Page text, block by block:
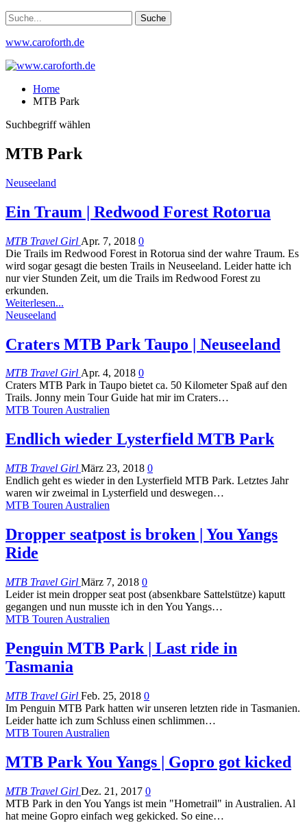
www.caroforth.de
Home
MTB Park
Suchbegriff wählen
MTB Park
Neuseeland
Ein Traum | Redwood Forest Rotorua
MTB Travel Girl Apr. 7, 2018 0
Die Trails im Redwood Forest in Rotorua sind der wahre Traum. Es
wird sogar gesagt die besten Trails in Neuseeland. Leider hatte ich
nur vier Stunden Zeit, um die Trails im Redwood Forest zu
erkunden.
Weiterlesen...
Neuseeland
Craters MTB Park Taupo | Neuseeland
MTB Travel Girl Apr. 4, 2018 0
Craters MTB Park in Taupo bietet ca. 50 Kilometer Spaß auf den
Trails. Jonny mein Tour Guide hat mir im Craters…
MTB Touren Australien
Endlich wieder Lysterfield MTB Park
MTB Travel Girl März 23, 2018 0
Endlich geht es wieder in den Lysterfield MTB Park. Letztes Jahr
waren wir zweimal in Lysterfield und deswegen…
MTB Touren Australien
Dropper seatpost is broken | You Yangs
Ride
MTB Travel Girl März 7, 2018 0
Leider ist mein dropper seat post (absenkbare Sattelstütze) kaputt
gegangen und nun musste ich in den You Yangs…
MTB Touren Australien
Penguin MTB Park | Last ride in
Tasmania
MTB Travel Girl Feb. 25, 2018 0
Im Penguin MTB Park hatten wir unseren letzten ride in Tasmanien.
Leider hatte ich zum Schluss einen schlimmen…
MTB Touren Australien
MTB Park You Yangs | Gopro got kicked
MTB Travel Girl Dez. 21, 2017 0
MTB Park in den You Yangs ist mein "Hometrail" in Australien. Al
hat meine Gopro einfach weg gekicked. So eine…